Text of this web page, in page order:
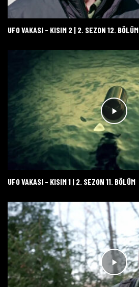
UFO VAKASI - KISIM 2 | 2. SEZON 12. BÖLÜM
UFO VAKASI - KISIM 1 | 2. SEZON 11. BÖLÜM